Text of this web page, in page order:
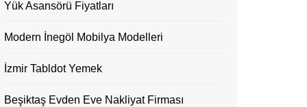
Yük Asansörü Fiyatları
Modern İnegöl Mobilya Modelleri
İzmir Tabldot Yemek
Beşiktaş Evden Eve Nakliyat Firması